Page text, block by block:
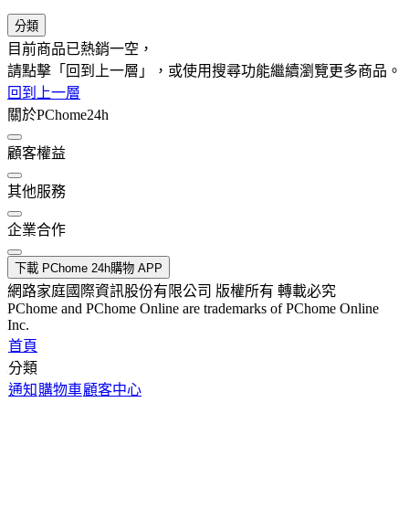
分類
目前商品已熱銷一空，
請點擊「回到上一層」，或使用搜尋功能繼續瀏覽更多商品。
回到上一層
關於PChome24h
顧客權益
其他服務
企業合作
下載 PChome 24h購物 APP
網路家庭國際資訊股份有限公司 版權所有 轉載必究
PChome and PChome Online are trademarks of PChome Online
Inc.
首頁
分類
通知 購物車顧客中心